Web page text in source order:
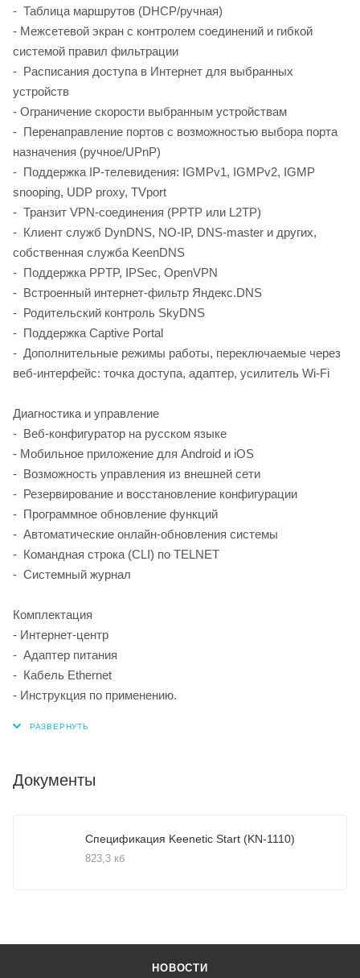
- Таблица маршрутов (DHCP/ручная)
- Межсетевой экран с контролем соединений и гибкой
системой правил фильтрации
- Расписания доступа в Интернет для выбранных
устройств
- Ограничение скорости выбранным устройствам
- Перенаправление портов с возможностью выбора порта
назначения (ручное/UPnP)
- Поддержка IP-телевидения: IGMPv1, IGMPv2, IGMP
snooping, UDP proxy, TVport
- Транзит VPN-соединения (PPTP или L2TP)
- Клиент служб DynDNS, NO-IP, DNS-master и других,
собственная служба KeenDNS
- Поддержка PPTP, IPSec, OpenVPN
- Встроенный интернет-фильтр Яндекс.DNS
- Родительский контроль SkyDNS
- Поддержка Captive Portal
- Дополнительные режимы работы, переключаемые через
веб-интерфейс: точка доступа, адаптер, усилитель Wi-Fi
Диагностика и управление
- Веб-конфигуратор на русском языке
- Мобильное приложение для Android и iOS
- Возможность управления из внешней сети
- Резервирование и восстановление конфигурации
- Программное обновление функций
- Автоматические онлайн-обновления системы
- Командная строка (CLI) по TELNET
- Системный журнал
Комплектация
- Интернет-центр
- Адаптер питания
- Кабель Ethernet
- Инструкция по применению.
Документы
Спецификация Keenetic Start (KN-1110)
823,3 кб
НОВОСТИ